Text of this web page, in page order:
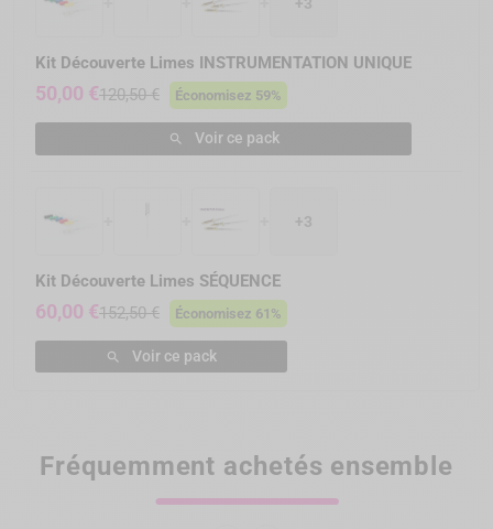
Kit Découverte Limes INSTRUMENTATION UNIQUE
50,00 €120,50 € Économisez 59%
 Voir ce pack
+3
Kit Découverte Limes SÉQUENCE
60,00 €152,50 € Économisez 61%
 Voir ce pack
Fréquemment achetés ensemble